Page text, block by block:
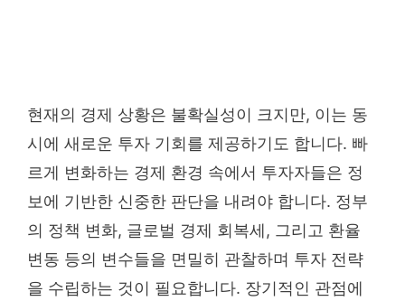
현재의 경제 상황은 불확실성이 크지만, 이는 동
시에 새로운 투자 기회를 제공하기도 합니다. 빠
르게 변화하는 경제 환경 속에서 투자자들은 정
보에 기반한 신중한 판단을 내려야 합니다. 정부
의 정책 변화, 글로벌 경제 회복세, 그리고 환율
변동 등의 변수들을 면밀히 관찰하며 투자 전략
을 수립하는 것이 필요합니다. 장기적인 관점에